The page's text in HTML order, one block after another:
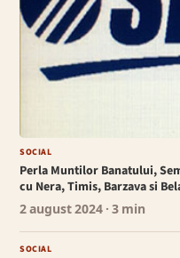
SOCIAL
Perla Muntilor Banatului,
cu Nera, Timis, Barzava si
2 august 2024 · 3 min
SOCIAL